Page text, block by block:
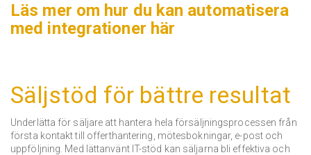
Läs mer om hur du kan automatisera
med integrationer här
Säljstöd för bättre resultat
Underlätta för säljare att hantera hela försäljningsprocessen från
första kontakt till offerthantering, mötesbokningar, e-post och
uppföljning. Med lättanvänt IT-stöd kan säljarna bli effektiva och